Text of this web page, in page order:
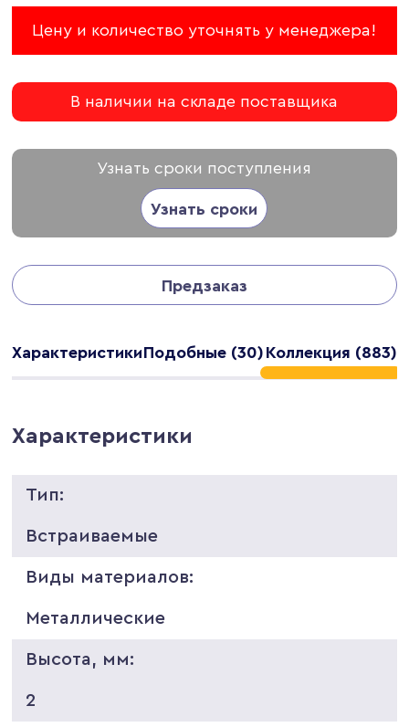
Цену и количество уточнять у менеджера!
В наличии на складе поставщика
Узнать сроки поступления
Узнать сроки
Предзаказ
ХарактеристикиПодобные (30) Коллекция (883)
Характеристики
Тип:
Встраиваемые
Виды материалов:
Металлические
Высота, мм:
2